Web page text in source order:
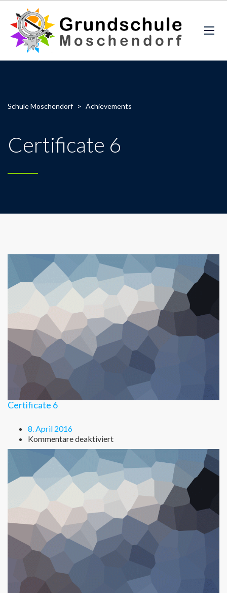
Schule Moschendorf > Achievements
Certificate 6
Certificate 6
8. April 2016
Kommentare deaktiviertfür
Certificate